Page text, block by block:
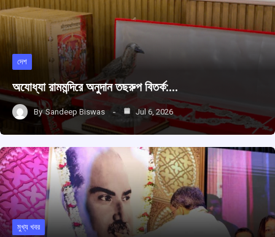
দেশ
অযোধ্যা রামমন্দিরে অনুদান তছরুপ বিতর্ক:…
By Sandeep Biswas Jul 6, 2026
মুখ্য খবর